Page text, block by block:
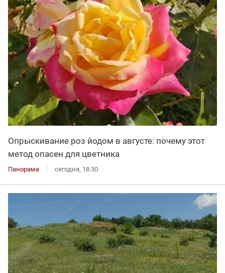
Опрыскивание роз йодом в августе: почему этот
метод опасен для цветника
Панорама сегодня, 18:30